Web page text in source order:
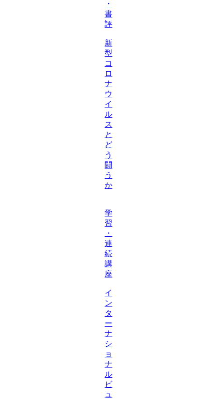
・
書
評
新
型
コ
ロ
ナ
ウ
イ
ル
ス
と
ど
う
闘
う
か
学
習
・
連
続
講
座
イ
ン
タ
ー
ナ
シ
ョ
ナ
ル
ビ
ュ